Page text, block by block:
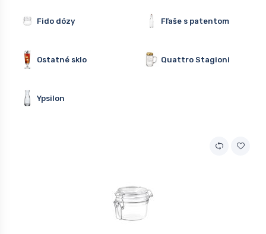
Fido dózy Fľaše s patentom
Ostatné sklo Quattro Stagioni
Ypsilon